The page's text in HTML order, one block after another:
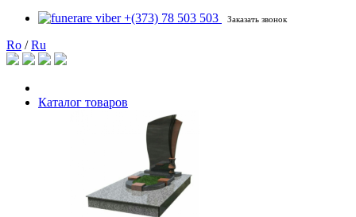
+(373) 78 503 503
Заказать звонок
Ro /Ru
Каталог товаров